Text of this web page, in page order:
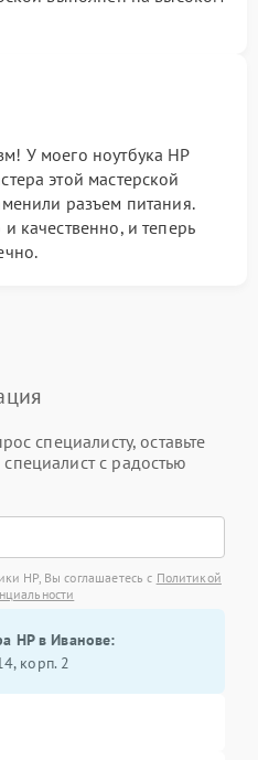
У моего ноутбука HP
этой мастерской
разъем питания.
качественно, и теперь
специалисту, оставьте
с радостью
HP, Вы соглашаетесь с Политикой
HP в Иванове:
корп. 2